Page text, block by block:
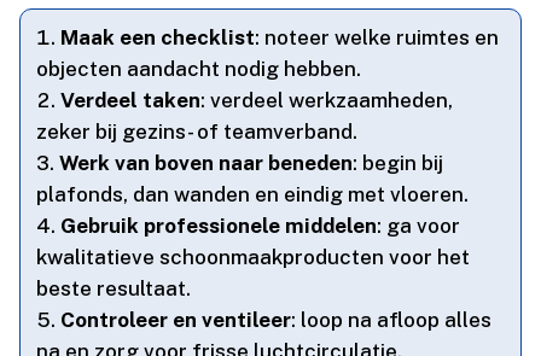
Maak een checklist: noteer welke ruimtes en
objecten aandacht nodig hebben.​
Verdeel taken: verdeel werkzaamheden,
zeker bij gezins- of teamverband.​
Werk van boven naar beneden: begin bij
plafonds, dan wanden en eindig met vloeren.​
Gebruik professionele middelen: ga voor
kwalitatieve schoonmaakproducten voor het
beste resultaat.​
Controleer en ventileer: loop na afloop alles